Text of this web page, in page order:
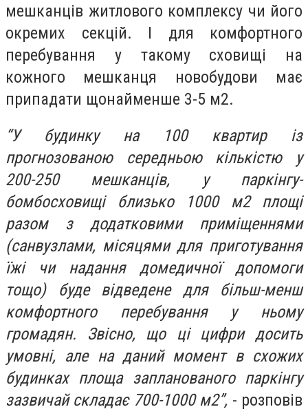
мешканців житлового комплексу чи його
окремих секцій. І для комфортного
перебування у такому сховищі на
кожного мешканця новобудови має
припадати щонайменше 3-5 м2.
“У будинку на 100 квартир із
прогнозованою середньою кількістю у
200-250 мешканців, у паркінгу-
бомбосховищі близько 1000 м2 площі
разом з додатковими приміщеннями
(санвузлами, місяцями для приготування
їжі чи надання домедичної допомоги
тощо) буде відведене для більш-менш
комфортного перебування у ньому
громадян. Звісно, що ці цифри досить
умовні, але на даний момент в схожих
будинках площа запланованого паркінгу
зазвичай складає 700-1000 м2”, - розповів